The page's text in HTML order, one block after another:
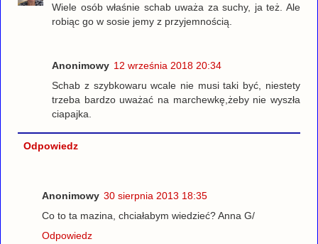
Wiele osób właśnie schab uważa za suchy, ja też. Ale
robiąc go w sosie jemy z przyjemnością.
Anonimowy 12 września 2018 20:34
Schab z szybkowaru wcale nie musi taki być, niestety
trzeba bardzo uważać na marchewkę,żeby nie wyszła
ciapajka.
Odpowiedz
Anonimowy 30 sierpnia 2013 18:35
Co to ta mazina, chciałabym wiedzieć? Anna G/
Odpowiedz